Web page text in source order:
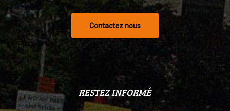
Contactez nous
RESTEZ INFORMÉ